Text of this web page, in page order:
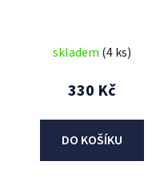
skladem (4 ks)
330 Kč
DO KOŠÍKU